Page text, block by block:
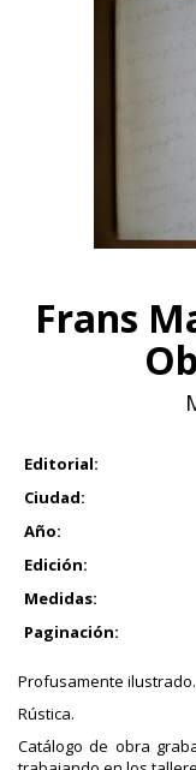
Frans
Editorial:
Ciudad:
Año:
Edición:
Medidas:
Paginación:
Profusamente ilustrado.
Rústica.
Catálogo de obra